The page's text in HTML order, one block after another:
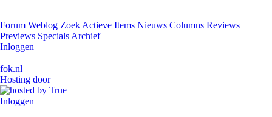
Forum Weblog Zoek Actieve Items Nieuws Columns Reviews
Previews Specials Archief
Inloggen
fok.nl
Hosting door
Inloggen